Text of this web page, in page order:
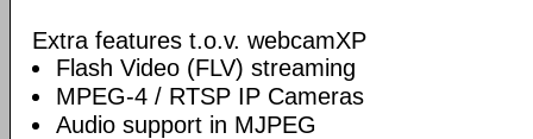
Extra features t.o.v. webcamXP
Flash Video (FLV) streaming
MPEG-4 / RTSP IP Cameras
Audio support in MJPEG